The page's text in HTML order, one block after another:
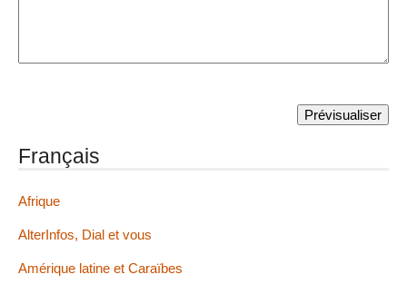
Français
Afrique
AlterInfos, Dial et vous
Amérique latine et Caraïbes